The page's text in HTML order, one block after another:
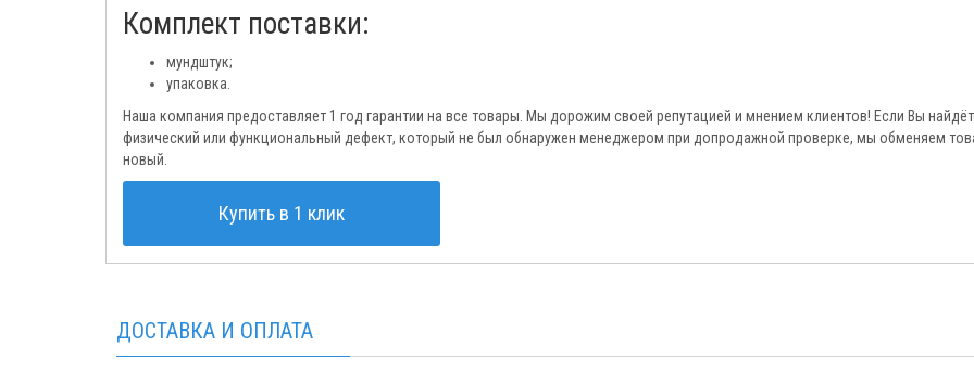
Комплект поставки:
мундштук;
упаковка.
Наша компания предоставляет 1 год гарантии на все товары. Мы дорожим своей репутацией и мнением клиентов! Если Вы
физический или функциональный дефект, который не был обнаружен менеджером при допродажной проверке, мы обменяем
новый.
Купить в 1 клик
ДОСТАВКА И ОПЛАТА